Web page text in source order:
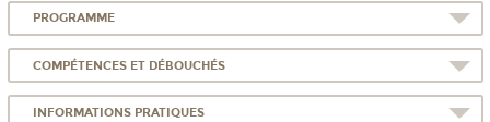
PROGRAMME
COMPÉTENCES ET DÉBOUCHÉS
INFORMATIONS PRATIQUES